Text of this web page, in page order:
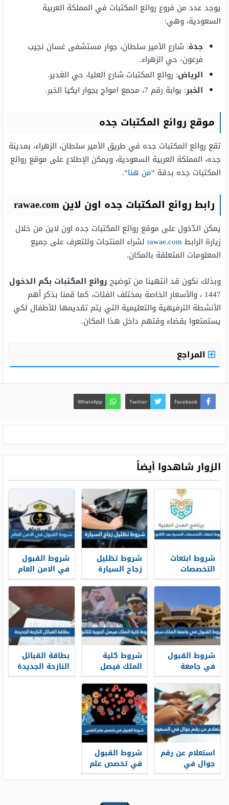
يوجد عدد من فروع روائع المكتبات في المملكة العربية
السعودية، وهي:
جدة: شارع الأمير سلطان، جوار مستشفى غسان نجيب
فرعون- حي الزهراء.
الرياض: روائع المكتبات شارع العليا، حي الغدير.
الخبر: بوابة رقم 7، مجمع امواج بجوار ايكيا الخبر.
موقع روائع المكتبات جده
تقع روائع المكتبات جده في طريق الأمير سلطان، الزهراء، بمدينة
جده، المملكة العربية السعودية، ويمكن الإطلاع على موقع روائع
المكتبات جده بدقة “من هنا“.
رابط روائع المكتبات جده اون لاين rawae.com
يمكن الدّخول على موقع روائع المكتبات جده اون لاين من خلال
زيارة الرابطrawae.com لشراء المنتجات وللتعرف على جميع
المعلومات المتعلقة بالمكان.
وبذلك نكون قد انتهينا من توضيح روائع المكتبات بكم الدخول
1447 ، والأسعار الخاصة بمختلف الفئات، كما قمنا بذكر أهم
الأنشطة الترفيهية والتعليمية التي يتم تقديمها للأطفال لكي
يستمتعوا بقضاء وقتهم داخل هذا المكان.
المراجع
Facebook
Twitter
WhatsApp
الزوار شاهدوا أيضاً
شروط ابتعاث
التخصصات
الصحية بعد
الثانوي 1448
شروط تظليل
زجاج السيارة
المرور السعودي
1448
شروط القبول
في الامن العام
1448
شروط القبول
في جامعة
الملك سعود
1448 والأوراق
المطلوبة
شروط كلية
الملك فيصل
الجوية للثانوي
1448 ونسب
القبول
بطاقة القبائل
النازحة الجديدة
1448
استعلام عن رقم
جوال في
السعودية
شروط القبول
في تخصص علم
النفس ونسب